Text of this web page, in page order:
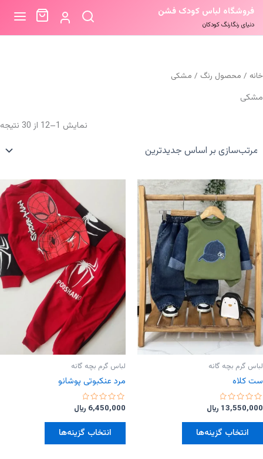
فروشگاه لباس کودک فشن
دنیای رنگارنگ کودکان
خانه / محصول رنگ / مشکی
مشکی
نمایش 1–12 از 30 نتیجه
لباس گرم بچه گانه
ست کلاه
امتیاز
از
13,550,000 ﷼
انتخاب گزینه‌ها
این
لباس گرم بچه گانه
مرد عنکبوتی پوشانو
امتیاز
از
6,450,000 ﷼
انتخاب گزینه‌ها
این